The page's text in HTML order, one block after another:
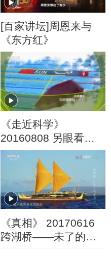
[百家讲坛]周恩来与
《东方红》
《走近科学》
20160808 另眼看奥
运（一）
《真相》 20170616
跨湖桥——未了的迷